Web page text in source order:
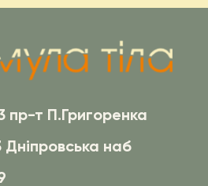
пр-т П.Григоренка
наб